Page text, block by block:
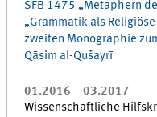
SFB 1475 „Metaphern
„Grammatik als
zweiten Monographie
Qāsim al-Qušayrī
01.2016 – 03.2017
Wissenschaftliche